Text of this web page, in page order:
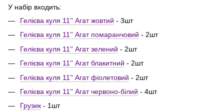
У набір входить:
Гелієва куля 11'' Агат жовтий - 3шт
Гелієва куля 11'' Агат помаранчовий - 2шт
Гелієва куля 11'' Агат зелений - 2шт
Гелієва куля 11'' Агат блакитний - 2шт
Гелієва куля 11'' Агат фіолетовий - 2шт
Гелієва куля 11'' Агат червоно-білий - 4шт
Грузик - 1шт